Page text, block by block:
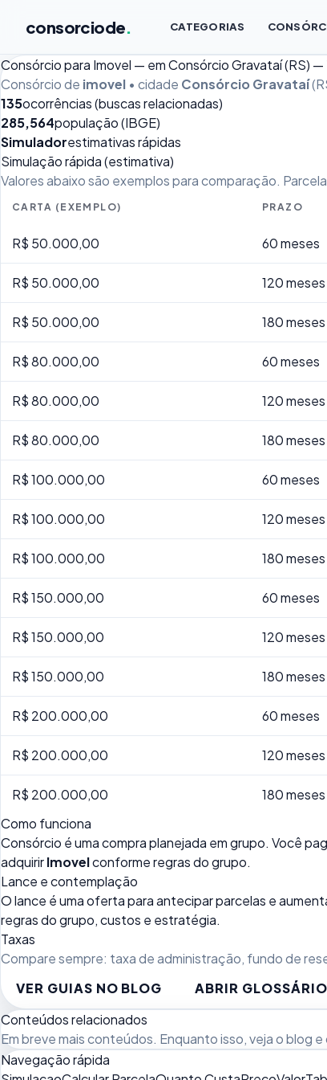
consorciode. CATEGORIAS
Consórcio para Imovel — em Consórcio Gravataí (RS) —
Consórcio de imovel • cidade Consórcio Gravataí
135ocorrências (buscas relacionadas)
285,564população (IBGE)
Simuladorestimativas rápidas
Simulação rápida (estimativa)
Valores abaixo são exemplos para comparação.
CARTA (EXEMPLO) PRAZO
R$ 50.000,00 60 meses
R$ 50.000,00 120 meses
R$ 50.000,00 180 meses
R$ 80.000,00 60 meses
R$ 80.000,00 120 meses
R$ 80.000,00 180 meses
R$ 100.000,00 60 meses
R$ 100.000,00 120 meses
R$ 100.000,00 180 meses
R$ 150.000,00 60 meses
R$ 150.000,00 120 meses
R$ 150.000,00 180 meses
R$ 200.000,00 60 meses
R$ 200.000,00 120 meses
R$ 200.000,00 180 meses
Como funciona
Consórcio é uma compra planejada em grupo. Você
adquirirImovelconforme regras do grupo.
Lance e contemplação
O lance é uma oferta para antecipar parcelas e
regras do grupo, custos e estratégia.
Taxas
Compare sempre: taxa de administração, fundo de
VER GUIAS NO BLOG
ABRIR GLOSSÁRIO
Conteúdos relacionados
Em breve mais conteúdos. Enquanto isso, vejao blog e
Navegação rápida